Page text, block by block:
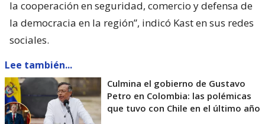
la cooperación en seguridad, comercio y defensa de
la democracia en la región”, indicó Kast en sus redes
sociales.
Lee también...
Culmina el gobierno de Gustavo
Petro en Colombia: las polémicas
que tuvo con Chile en el último año